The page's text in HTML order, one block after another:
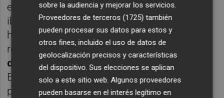
en blanco , consolidó el break. El encuentro
iba muy bien para el español pero enfrente
había un gran tenista y Musetti lo demostró
reaccionando.Dos juegos seguidos para el
de Carrara y un 2-2 que obligaba a apretar
Es justo lo que hizo Carlos, dominando y
poniendo la bola en las líneas o muy cerca
sobre la audiencia y mejorar los servicios.
Proveedores de terceros (1725) también
pueden procesar sus datos para estos y
otros fines, incluido el uso de datos de
geolocalización precisos y características
del dispositivo. Sus elecciones se aplican
solo a este sitio web. Algunos proveedores
pueden basarse en el interés legítimo en